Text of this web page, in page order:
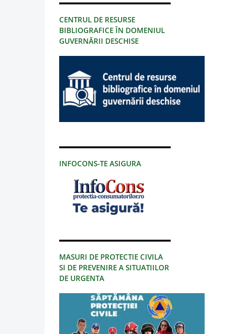
CENTRUL DE RESURSE
BIBLIOGRAFICE ÎN DOMENIUL
GUVERNĂRII DESCHISE
INFOCONS-TE ASIGURA
MASURI DE PROTECTIE CIVILA
SI DE PREVENIRE A SITUATIILOR
DE URGENTA